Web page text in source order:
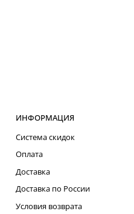
ИНФОРМАЦИЯ
Система скидок
Оплата
Доставка
Доставка по России
Условия возврата